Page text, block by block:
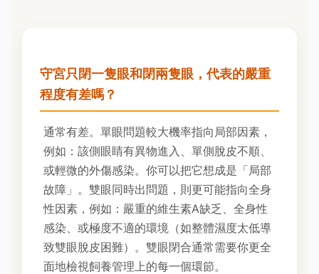
守宮只閉一隻眼和閉兩隻眼，代表的嚴重
程度有差嗎？
通常有差。單眼問題較大機率指向局部因素，
例如：該側眼睛有異物進入、單側脫皮不順、
或輕微的外傷感染。你可以把它想成是「局部
故障」。雙眼同時出問題，則更可能指向全身
性因素，例如：嚴重的維生素A缺乏、全身性
感染、或極度不適的環境（如整體濕度太低導
致雙眼脫皮困難）。雙眼閉合通常需要你更全
面地檢視飼養管理上的每一個環節。